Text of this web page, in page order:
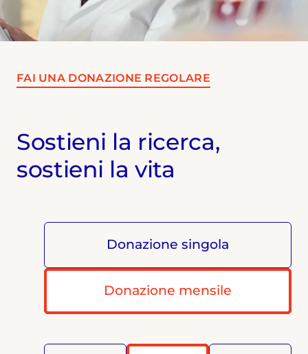
FAI UNA DONAZIONE REGOLARE
Sostieni la ricerca,
sostieni la vita
Donazione singola
Donazione mensile